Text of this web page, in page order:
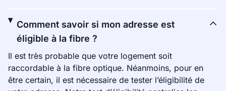
Comment savoir si mon adresse est
éligible à la fibre ?
Il est très probable que votre logement soit
raccordable à la fibre optique. Néanmoins, pour en
être certain, il est nécessaire de tester l’éligibilité de